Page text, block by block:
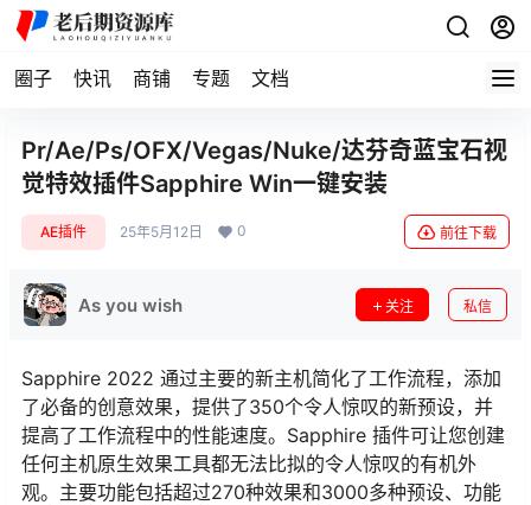
圈子 快讯 商铺 专题 文档
Pr/Ae/Ps/OFX/Vegas/Nuke/达芬奇蓝宝石视
觉特效插件Sapphire Win一键安装
AE插件 25年5月12日 0 前往下载
As you wish 关注 私信
Sapphire 2022 通过主要的新主机简化了工作流程，添加
了必备的创意效果，提供了350个令人惊叹的新预设，并
提高了工作流程中的性能速度。Sapphire 插件可让您创建
任何主机原生效果工具都无法比拟的令人惊叹的有机外
观。主要功能包括超过270种效果和3000多种预设、功能